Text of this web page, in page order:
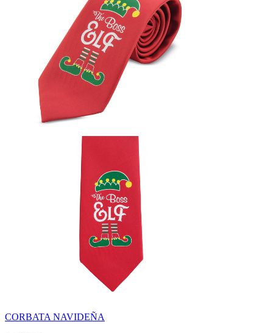
CORBATA NAVIDEÑA